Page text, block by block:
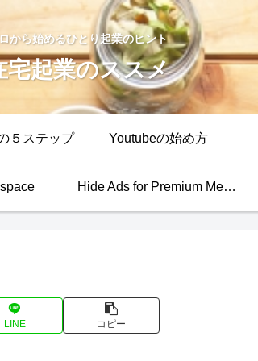
から始めるひとり起業のヒント
宅起業のススメ
５ステップ Youtubeの始め方
Hide Ads for Premium Members
LINE コピー